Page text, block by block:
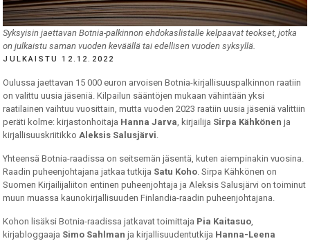
Syksyisin jaettavan Botnia-palkinnon ehdokaslistalle kelpaavat teokset, jotka
on julkaistu saman vuoden keväällä tai edellisen vuoden syksyllä.
JULKAISTU 12.12.2022
Oulussa jaettavan 15 000 euron arvoisen Botnia-kirjallisuuspalkinnon raatiin
on valittu uusia jäseniä. Kilpailun sääntöjen mukaan vähintään yksi
raatilainen vaihtuu vuosittain, mutta vuoden 2023 raatiin uusia jäseniä valittiin
peräti kolme: kirjastonhoitaja Hanna Jarva , kirjailija Sirpa Kähkönen ja
kirjallisuuskriitikko Aleksis Salusjärvi
Yhteensä Botnia-raadissa on seitsemän jäsentä, kuten aiempinakin vuosina.
Raadin puheenjohtajana jatkaa tutkija Satu Koho . Sirpa Kähkönen on
Suomen Kirjailijaliiton entinen puheenjohtaja ja Aleksis Salusjärvi on toiminut
muun muassa kaunokirjallisuuden Finlandia-raadin puheenjohtajana.
Kohon lisäksi Botnia-raadissa jatkavat toimittaja Pia Kaitasuo
kirjabloggaaja Simo Sahlman ja kirjallisuudentutkija Hanna-Leena